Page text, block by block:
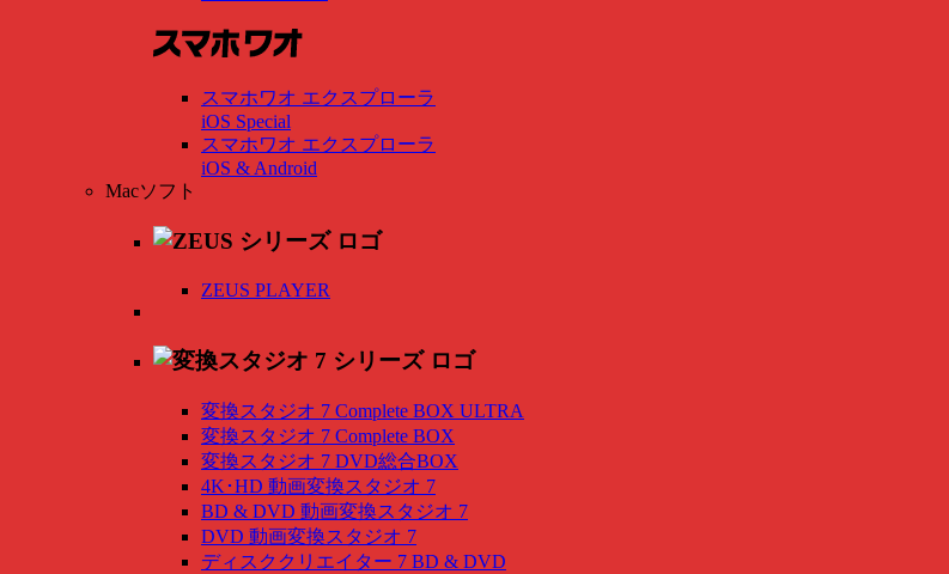
スマホワオ エクスプローラ
iOS Special
スマホワオ エクスプローラ
iOS & Android
Macソフト
ZEUS PLAYER
変換スタジオ 7 Complete BOX ULTRA
変換スタジオ 7 Complete BOX
変換スタジオ 7 DVD総合BOX
4K･HD 動画変換スタジオ 7
BD & DVD 動画変換スタジオ 7
DVD 動画変換スタジオ 7
ディスククリエイター 7 BD & DVD